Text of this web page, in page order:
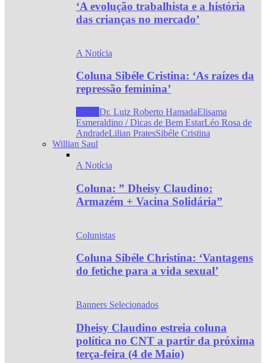
‘A evolução trabalhista e a história
das crianças no mercado’
A Notícia
Coluna Sibéle Cristina: ‘As raízes da
repressão feminina’
Dr. Luiz Roberto HamadaElisama
Esmeraldino / Dicas de Bem EstarLéo Rosa de
AndradeLilian PratesSibéle Cristina
Willian Saul
A Notícia
Coluna: ” Dheisy Claudino:
Armazém + Vacina Solidária”
Colunistas
Coluna Sibéle Christina: ‘Vantagens
do fetiche para a vida sexual’
Banners Selecionados
Dheisy Claudino estreia coluna
política no CNT a partir da próxima
terça-feira (4 de Maio)